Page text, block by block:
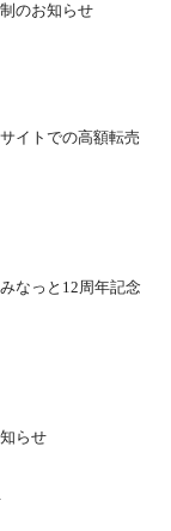
のお知らせ
イトでの高額転売
なっと12周年記念
らせ